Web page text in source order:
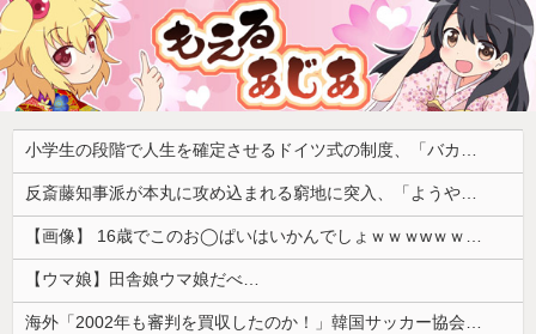
小学生の段階で人生を確定させるドイツ式の制度、「バカを振い落せるから合理的だ」と自惚れていた結果……
反斎藤知事派が本丸に攻め込まれる窮地に突入、「ようやく反撃のターンやね」と手際の良さに感心する人が続出中
【画像】 16歳でこのお◯ぱいはいかんでしょｗｗｗwｗｗｗｗｗｗｗｗ❤
【ウマ娘】田舎娘ウマ娘だべ…
海外「2002年も審判を買収したのか！」韓国サッカー協会による国際試合の審判買収が発覚し大騒ぎ！【海外の反応】